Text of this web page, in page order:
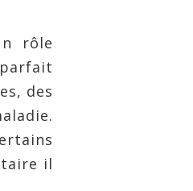
rôle
des
il